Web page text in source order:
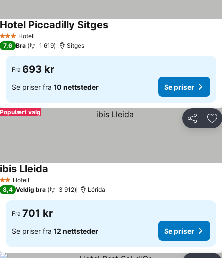
3 StjernerHotell
Hotel Piccadilly Sitges
7,6 Bra 1 619 Sitges
Fra 693 kr
Se priser fra 10 nettsteder Se priser
Del
Populært valg
2 Stjerner
Hotell
ibis Lleida
8,4 Veldig bra 3 912 Lérida
Fra 701 kr
Se priser fra 12 nettsteder Se priser